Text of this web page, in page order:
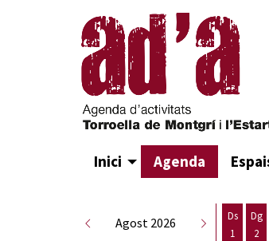
Inici Agenda
Agost 2026
Ds
1
Dg
2